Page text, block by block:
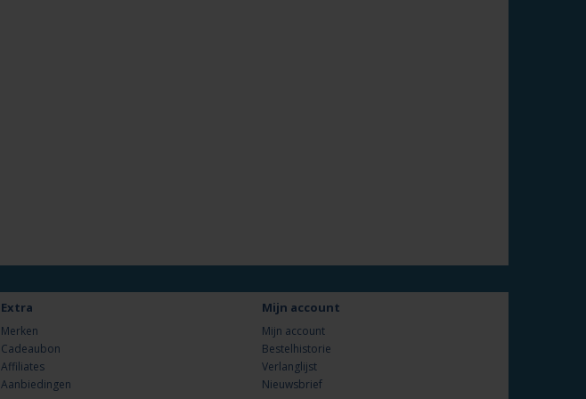
Extra
Merken
Cadeaubon
Affiliates
Aanbiedingen
Mijn account
Mijn account
Bestelhistorie
Verlanglijst
Nieuwsbrief